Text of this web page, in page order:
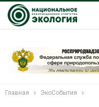
Главная ЭкоСобытия